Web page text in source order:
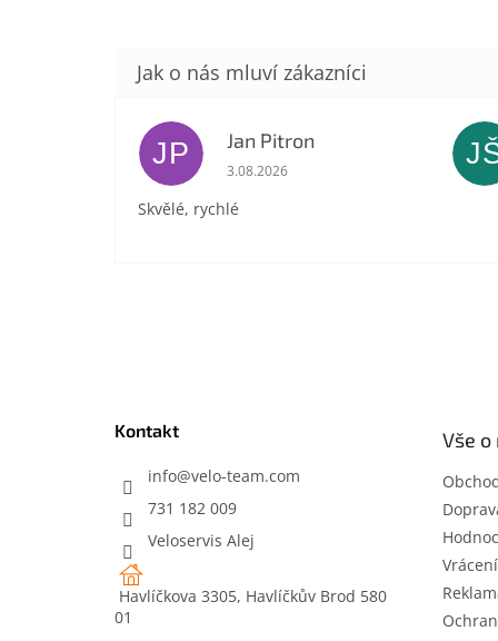
JP Jan Pitron
Hodnocení obchodu je 5 z 5
3.08.2026
Skvělé, rychlé
Kontakt
info@velo-team.com
731 182 009
Veloservis Alej
Havlíčkova 3305, Havlíčkův Brod 580
01
Vše o